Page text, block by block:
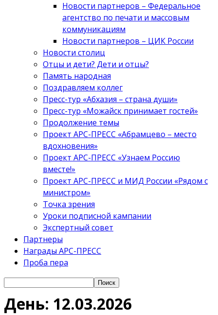
Новости партнеров – Федеральное
агентство по печати и массовым
коммуникациям
Новости партнеров – ЦИК России
Новости столиц
Отцы и дети? Дети и отцы?
Память народная
Поздравляем коллег
Пресс-тур «Абхазия – страна души»
Пресс-тур «Можайск принимает гостей»
Продолжение темы
Проект АРС-ПРЕСС «Абрамцево – место
вдохновения»
Проект АРС-ПРЕСС «Узнаем Россию
вместе!»
Проект АРС-ПРЕСС и МИД России «Рядом с
министром»
Точка зрения
Уроки подписной кампании
Экспертный совет
Партнеры
Награды АРС-ПРЕСС
Проба пера
День: 12.03.2026